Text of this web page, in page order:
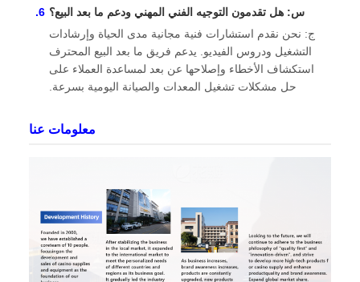
س: هل تقدمون التوجيه الفني المهني ودعم ما بعد البيع؟
ج: نحن نقدم استشارات فنية مجانية مدى الحياة وإرشادات
التشغيل ودروس الفيديو. يدعم فريق ما بعد البيع المحترف
استكشاف الأخطاء وإصلاحها عن بعد لمساعدة العملاء على
حل مشكلات تشغيل المعدات والصيانة اليومية بسرعة.
معلومات عنا